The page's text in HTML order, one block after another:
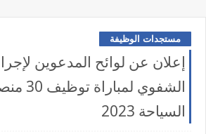
مستجدات الوظيفة
إعلان عن لوائح المدعوين لإجراء
الشفوي
السياحة 2023